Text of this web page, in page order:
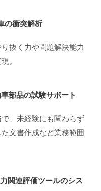
の衝突解析
抜く力や問題解決能力
。
部品の試験サポート
、未経験にも関わらず
文書作成など業務範囲
関連評価ツールのシス